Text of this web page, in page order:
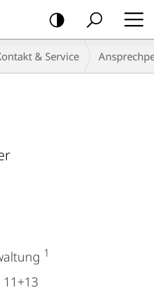
& Service
1